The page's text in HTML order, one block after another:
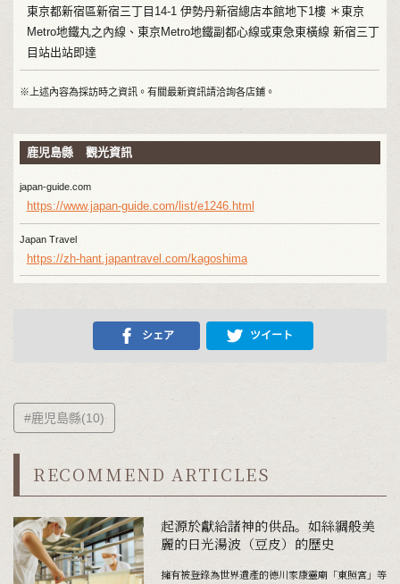
東京都新宿區新宿三丁目14-1 伊勢丹新宿總店本館地下1樓 ＊東京
Metro地鐵丸之內線、東京Metro地鐵副都心線或東急東橫線 新宿三丁
目站出站即達
※上述內容為採訪時之資訊。有關最新資訊請洽詢各店鋪。
鹿児島縣 觀光資訊
japan-guide.com
https://www.japan-guide.com/list/e1246.html
Japan Travel
https://zh-hant.japantravel.com/kagoshima
シェア ツイート
#鹿児島縣(10)
RECOMMEND ARTICLES
起源於獻給諸神的供品。如絲綢般美
麗的日光湯波（豆皮）的歷史
擁有被登錄為世界遺產的德川家康靈廟「東照宮」等